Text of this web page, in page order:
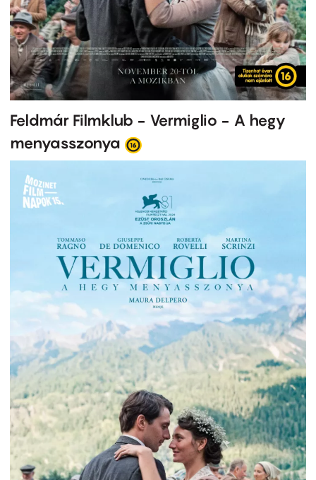
Feldmár Filmklub - Vermiglio - A hegy
menyasszonya